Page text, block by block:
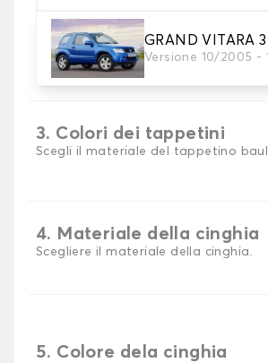
GRAND VITARA
Versione 10/2005 -
2. Materiale
scegli il materiale del tappetini per
3. Colori dei tappetini
Scegli il materiale del tappetino
4. Materiale della cinghia
Scegliere il materiale della cinghia.
5. Colore dela cinghia